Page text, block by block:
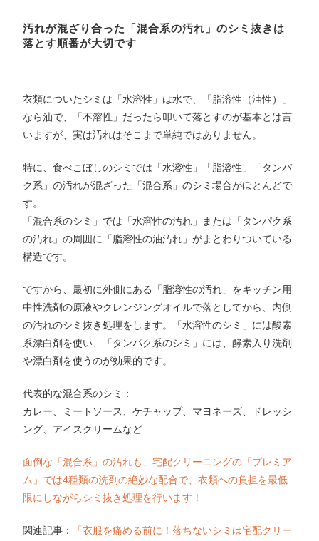
汚れが混ざり合った「混合系の汚れ」のシミ抜きは
落とす順番が大切です
衣類についたシミは「水溶性」は水で、「脂溶性（油性）」
なら油で、「不溶性」だったら叩いて落とすのが基本とは言
いますが、実は汚れはそこまで単純ではありません。
特に、食べこぼしのシミでは「水溶性」「脂溶性」「タンパ
ク系」の汚れが混ざった「混合系」のシミ場合がほとんどで
す。
「混合系のシミ」では「水溶性の汚れ」または「タンパク系
の汚れ」の周囲に「脂溶性の油汚れ」がまとわりついている
構造です。
ですから、最初に外側にある「脂溶性の汚れ」をキッチン用
中性洗剤の原液やクレンジングオイルで落としてから、内側
の汚れのシミ抜き処理をします。「水溶性のシミ」には酸素
系漂白剤を使い、「タンパク系のシミ」には、酵素入り洗剤
や漂白剤を使うのが効果的です。
代表的な混合系のシミ：
カレー、ミートソース、ケチャップ、マヨネーズ、ドレッシ
ング、アイスクリームなど
面倒な「混合系」の汚れも、宅配クリーニングの「プレミア
ム」では4種類の洗剤の絶妙な配合で、衣類への負担を最低
限にしながらシミ抜き処理を行います！
関連記事：
「衣服を痛める前に！落ちないシミは宅配クリー